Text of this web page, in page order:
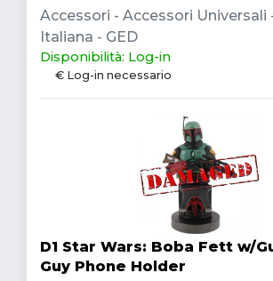
Accessori - Accessori Universali
Italiana - GED
Disponibilità: Log-in
€ Log-in necessario
D1 Star Wars: Boba Fett w/
Guy Phone Holder